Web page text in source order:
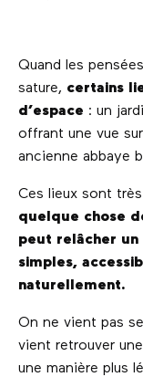
Quand les
sature, certains
d’espace : un
offrant une vue
ancienne abbaye
Ces lieux sont
quelque chose
peut relâcher un
simples,
naturellement.
On ne vient pas
vient retrouver
une manière plus